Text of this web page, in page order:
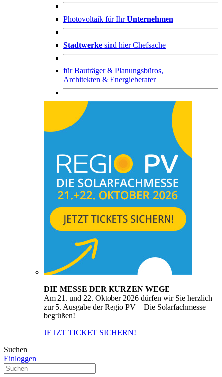
Photovoltaik für IhrUnternehmen
Stadtwerke sind hier Chefsache
fürBauträger & Planungsbüros,
Architekten & Energieberater
DIE MESSE DER KURZEN WEGE
Am 21. und 22. Oktober 2026 dürfen wir Sie herzlich
zur 5. Ausgabe der Regio PV – Die Solarfachmesse
begrüßen!
JETZT TICKET SICHERN!
Suchen
Einloggen